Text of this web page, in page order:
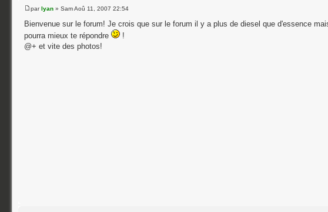
parlyan » Sam Aoû 11, 2007 22:54
Bienvenue sur le forum! Je crois que sur le forum il y a plus de diesel que d'essence
pourra mieux te répondre
!
@+ et vite des photos!